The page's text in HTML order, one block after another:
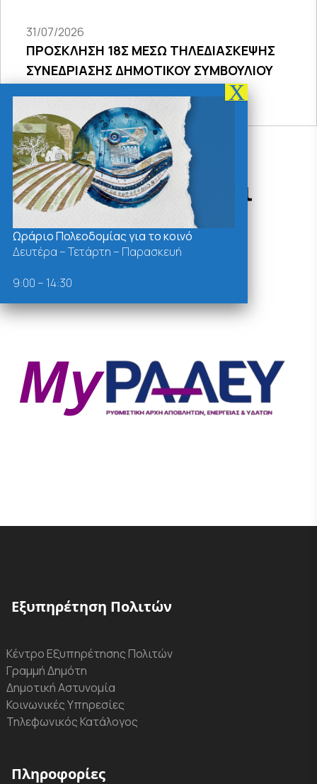
31/07/2026
ΠΡΟΣΚΛΗΣΗ 18Σ ΜΕΣΩ ΤΗΛΕΔΙΑΣΚΕΨΗΣ
ΣΥΝΕΔΡΙΑΣΗΣ ΔΗΜΟΤΙΚΟΥ ΣΥΜΒΟΥΛΙΟΥ
Δράσεις - Χρήσιμοι
Σύνδεσμοι
Εξυπηρέτηση Πολιτών
Κέντρο Εξυπηρέτησης Πολιτών
Γραμμή Δημότη
Δημοτική Αστυνομία
Κοινωνικές Υπηρεσίες
Τηλεφωνικός Κατάλογος
Πληροφορίες
Ωράριο Πολεοδομίας για το κοινό
Δευτέρα – Τετάρτη – Παρασκευή
9:00 – 14:30